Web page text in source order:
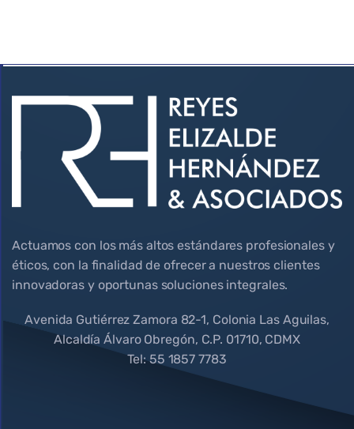
Actuamos con los más altos estándares profesionales y
éticos, con la finalidad de ofrecer a nuestros clientes
innovadoras y oportunas soluciones integrales.
Avenida Gutiérrez Zamora 82-1, Colonia Las Aguilas,
Alcaldía Álvaro Obregón, C.P. 01710, CDMX
Tel: 55 1857 7783